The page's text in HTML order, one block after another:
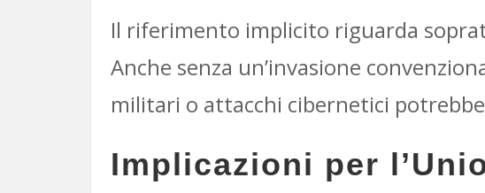
Il riferimento implicito riguarda
Anche senza un’invasione
militari o attacchi cibernetici
Implicazioni per